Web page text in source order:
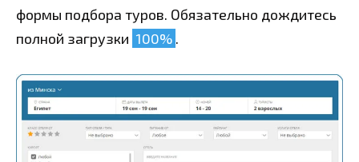
формы подбора туров. Обязательно дождитесь
полной загрузки 100% .